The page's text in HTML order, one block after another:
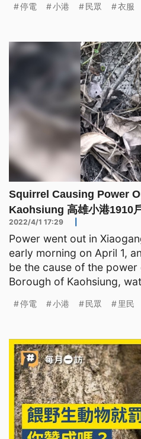
停電 小港 民眾 衣服
Squirrel Causing Power
Kaohsiung 高雄小港1910
2022/4/1 17:29
Power went out in
early morning on April 1,
be the cause of the power
Borough of Kaohsiung,
停電 小港 民眾 里民